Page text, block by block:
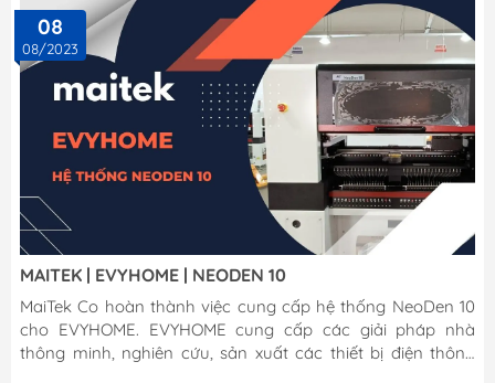
08
08/2023
MAITEK | EVYHOME | NEODEN 10
MaiTek Co hoàn thành việc cung cấp hệ thống NeoDen 10
cho EVYHOME. EVYHOME cung cấp các giải pháp nhà
thông minh, nghiên cứu, sản xuất các thiết bị điện thông